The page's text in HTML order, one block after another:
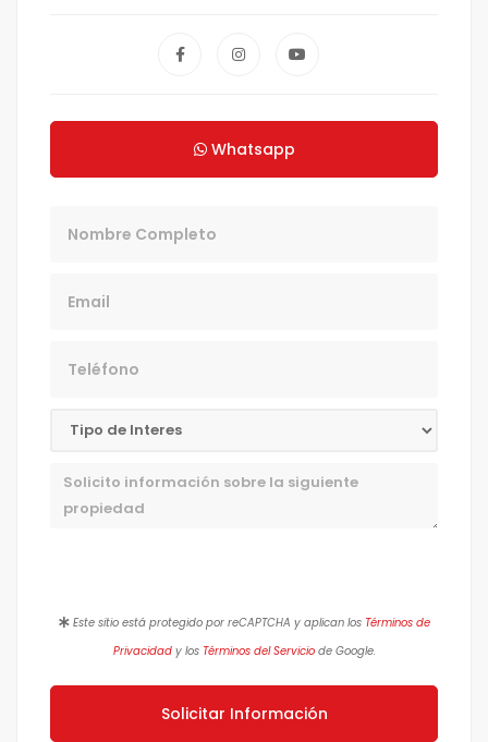
Whatsapp
Mensaje
Este sitio está protegido por reCAPTCHA y aplican los Términos de
Privacidady los Términos del Serviciode Google.
Solicitar Información